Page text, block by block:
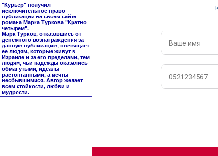
"Курьер" получил
исключительное право
публикации на своем сайте
романа Марка Туркова "Кратно
четырем".
Марк Турков, отказавшись от
денежного вознаграждения за
данную публикацию, посвящает
ее людям, которые живут в
Израиле и за его пределами, тем
людям, чьи надежды оказались
обманутыми, идеалы
растоптанными, а мечты
несбывшимися. Автор желает
всем стойкости, любви и
мудрости.